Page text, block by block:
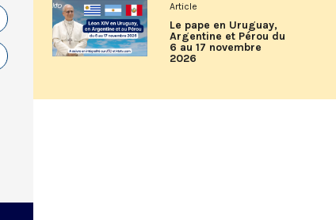
Article
Le pape en Uruguay,
Argentine et Pérou du
6 au 17 novembre
2026